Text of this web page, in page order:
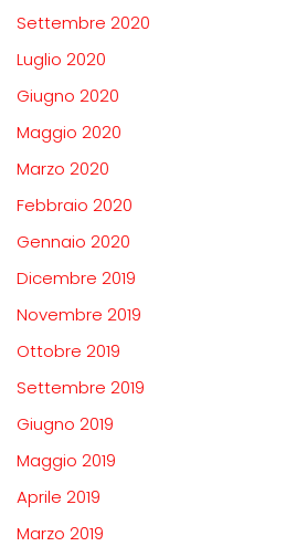
Settembre 2020
Luglio 2020
Giugno 2020
Maggio 2020
Marzo 2020
Febbraio 2020
Gennaio 2020
Dicembre 2019
Novembre 2019
Ottobre 2019
Settembre 2019
Giugno 2019
Maggio 2019
Aprile 2019
Marzo 2019